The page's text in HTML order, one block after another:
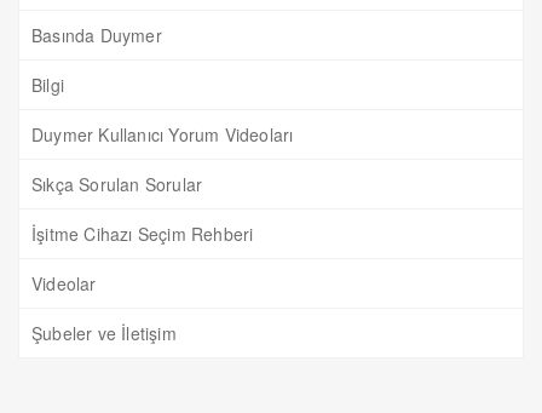
Basında Duymer
Bilgi
Duymer Kullanıcı Yorum Videoları
Sıkça Sorulan Sorular
İşitme Cihazı Seçim Rehberi
Videolar
Şubeler ve İletişim